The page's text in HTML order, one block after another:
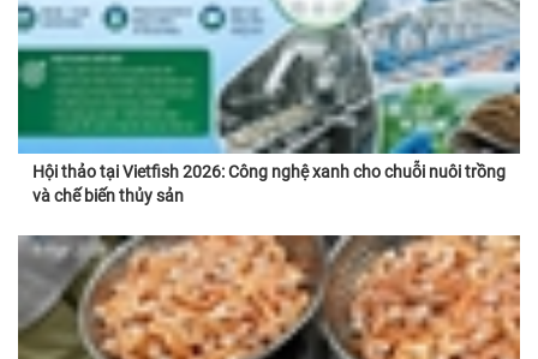
Hội thảo tại Vietfish 2026: Công nghệ xanh cho chuỗi nuôi trồng
và chế biến thủy sản